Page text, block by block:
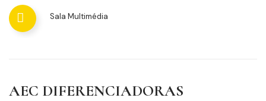
Sala Multimédia
AEC DIFERENCIADORAS